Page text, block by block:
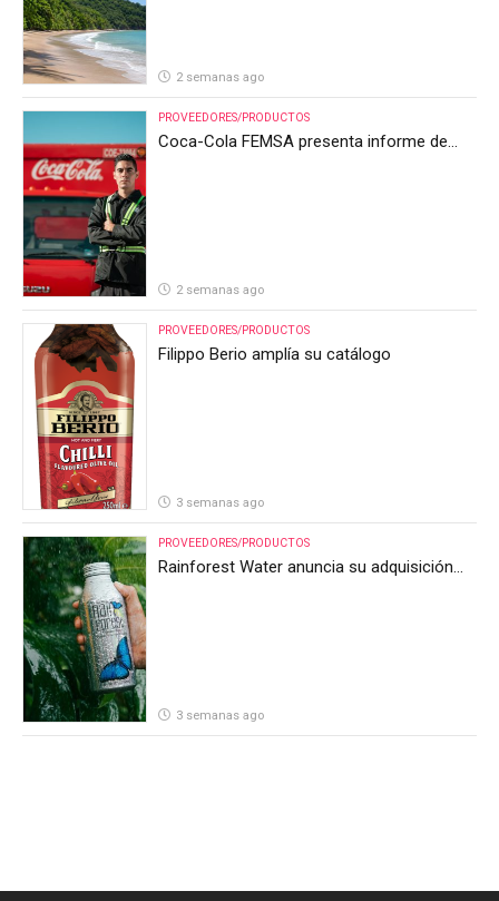
2 semanas ago
PROVEEDORES/PRODUCTOS
Coca-Cola FEMSA presenta informe de
2 semanas ago
PROVEEDORES/PRODUCTOS
Filippo Berio amplía su catálogo
3 semanas ago
PROVEEDORES/PRODUCTOS
Rainforest Water anuncia su adquisición
3 semanas ago